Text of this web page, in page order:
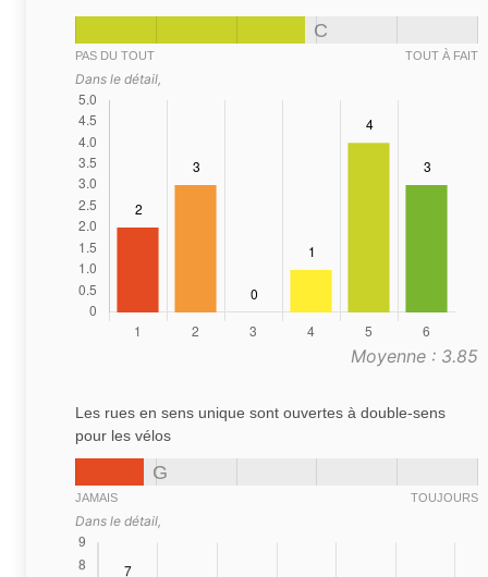
C
PAS DU TOUT TOUT À FAIT
Dans le détail,
Moyenne : 3.85
Les rues en sens unique sont ouvertes à double-sens
pour les vélos
G
JAMAIS TOUJOURS
Dans le détail,